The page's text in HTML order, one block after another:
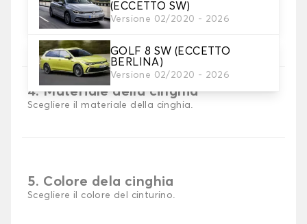
(ECCETTO SW)
Versione 02/2020 - 2026
GOLF 8 SW (ECCETTO
BERLINA)
Versione 02/2020 - 2026
3. Colori dei tappetini
Scegli il materiale del tappetino baule.
4. Materiale della cinghia
Scegliere il materiale della cinghia.
5. Colore dela cinghia
Scegliere il colore del cinturino.